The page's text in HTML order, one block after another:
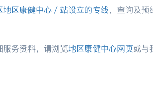
地区康健中心／站设立的专线，查询及预
服务资料，请浏览地区康健中心网页或与